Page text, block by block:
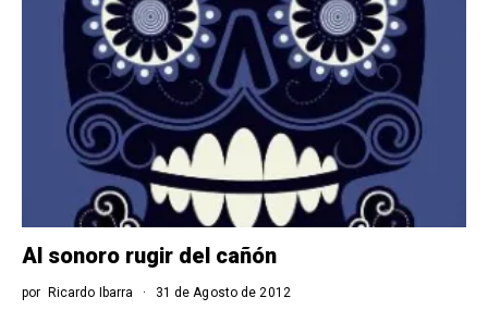
Al sonoro rugir del cañón
por Ricardo Ibarra 31 de Agosto de 2012